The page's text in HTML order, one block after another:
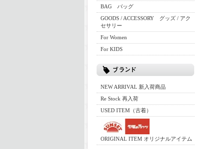
BAG バッグ
GOODS / ACCESSORY グッズ / アク
セサリー
For Women
For KIDS
NEW ARRIVAL 新入荷商品
Re Stock 再入荷
USED ITEM（古着）
ORIGINAL ITEM オリジナルアイテム